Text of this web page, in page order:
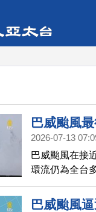
巴威颱風
2026-07-13
巴威颱風在接
環流仍為全台
傷，農業部農
失計2034萬元
巴威颱風